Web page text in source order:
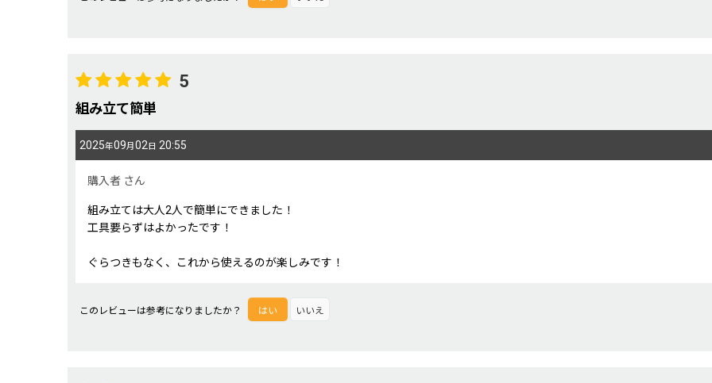
5
組み立て簡単
2025年09月 02 日 20:55
購入者 さん
組み立ては大人2人で簡単にできました！
工具要らずはよかったです！
ぐらつきもなく、これから使えるのが楽しみです！
このレビューは参考になりましたか？ はい いいえ